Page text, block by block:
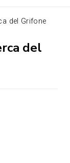
del Grifone
del